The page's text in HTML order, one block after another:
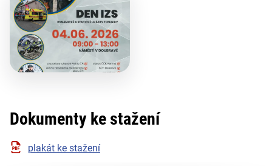
Dokumenty ke stažení
plakát ke stažení